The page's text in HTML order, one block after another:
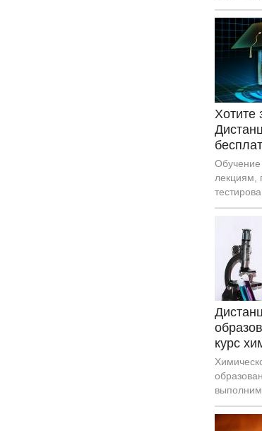
важным
Хотите
Обучение
лекциям,
обучение
курс
обучению.